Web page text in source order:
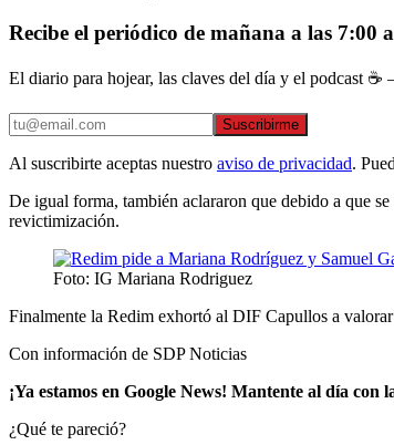
Recibe el periódico de mañana a las 7:00
El diario para hojear, las claves del día y el podcast
Suscribirme
Al suscribirte aceptas nuestro aviso de privacidad.
De igual forma, también aclararon que debido a que
revictimización.
Foto: IG Mariana Rodriguez
Finalmente la Redim exhortó al DIF Capullos a
Con información de SDP Noticias
¡Ya estamos en Google News! Mantente al día
¿Qué te pareció?